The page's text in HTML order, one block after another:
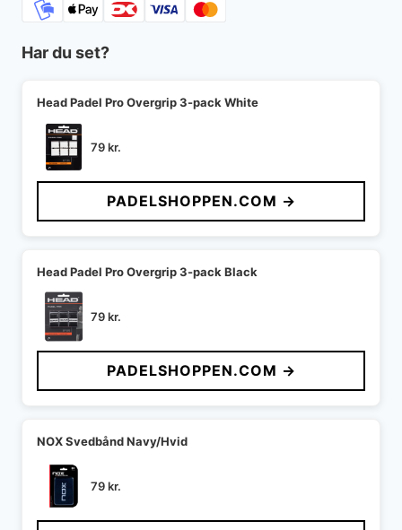
Har du set?
Head Padel Pro Overgrip 3-pack White
79kr.
PADELSHOPPEN.COM →
Head Padel Pro Overgrip 3-pack Black
79kr.
PADELSHOPPEN.COM →
NOX Svedbånd Navy/Hvid
79kr.